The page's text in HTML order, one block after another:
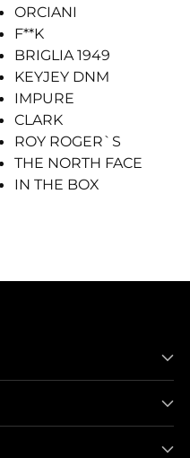
ORCIANI
F**K
BRIGLIA 1949
KEYJEY DNM
IMPURE
CLARK
ROY ROGER`S
THE NORTH FACE
IN THE BOX